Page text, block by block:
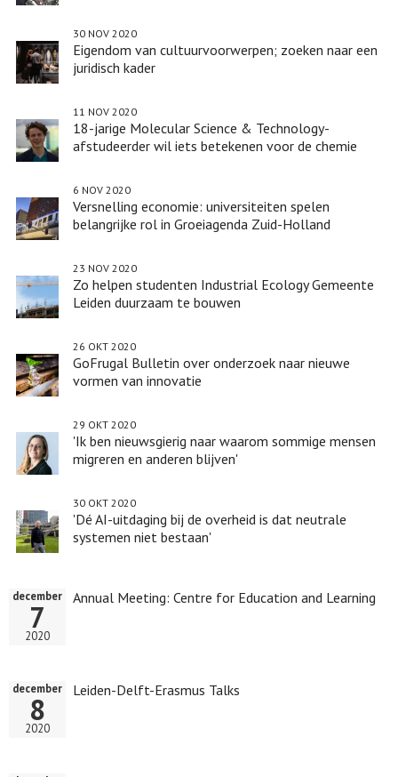
Eigendom van cultuurvoorwerpen; zoeken naar een
juridisch kader
30 NOV 2020
18-jarige Molecular Science & Technology-
afstudeerder wil iets betekenen voor de chemie
11 NOV 2020
Versnelling economie: universiteiten spelen
belangrijke rol in Groeiagenda Zuid-Holland
6 NOV 2020
Zo helpen studenten Industrial Ecology Gemeente
Leiden duurzaam te bouwen
23 NOV 2020
GoFrugal Bulletin over onderzoek naar nieuwe
vormen van innovatie
26 OKT 2020
'Ik ben nieuwsgierig naar waarom sommige mensen
migreren en anderen blijven'
29 OKT 2020
'Dé AI-uitdaging bij de overheid is dat neutrale
systemen niet bestaan'
30 OKT 2020
Annual Meeting: Centre for Education and Learning
december
7
2020
Leiden-Delft-Erasmus Talks
december
8
2020